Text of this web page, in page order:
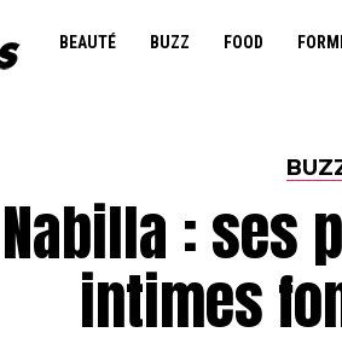
BEAUTÉ BUZZ FOOD
Nabilla : ses
intimes